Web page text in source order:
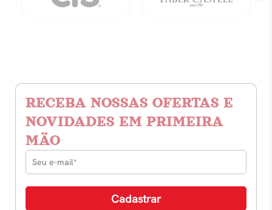
RECEBA NOSSAS OFERTAS E
NOVIDADES EM PRIMEIRA
MÃO